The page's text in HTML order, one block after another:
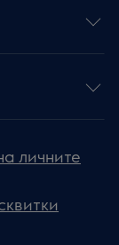
личните